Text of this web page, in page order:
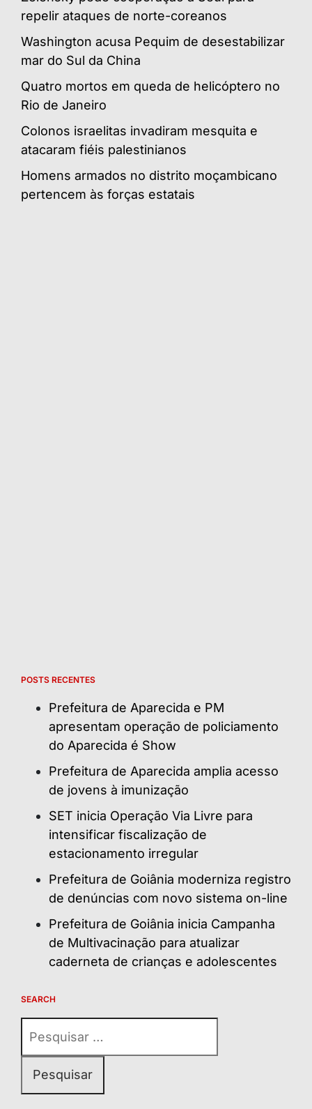
repelir ataques de norte-coreanos
Washington acusa Pequim de desestabilizar
mar do Sul da China
Quatro mortos em queda de helicóptero no
Rio de Janeiro
Colonos israelitas invadiram mesquita e
atacaram fiéis palestinianos
Homens armados no distrito moçambicano
pertencem às forças estatais
POSTS RECENTES
Prefeitura de Aparecida e PM
apresentam operação de policiamento
do Aparecida é Show
Prefeitura de Aparecida amplia acesso
de jovens à imunização
SET inicia Operação Via Livre para
intensificar fiscalização de
estacionamento irregular
Prefeitura de Goiânia moderniza registro
de denúncias com novo sistema on-line
Prefeitura de Goiânia inicia Campanha
de Multivacinação para atualizar
caderneta de crianças e adolescentes
SEARCH
por: